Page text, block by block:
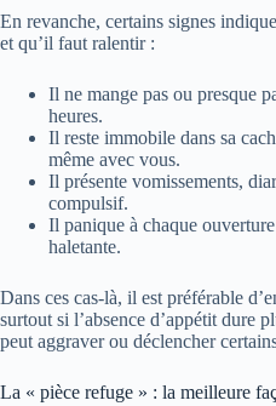
En revanche, certains signes
et qu’il faut ralentir :
Il ne mange pas ou presque
heures.
Il reste immobile dans sa
même avec vous.
Il présente vomissements,
compulsif.
Il panique à chaque
haletante.
Dans ces cas-là, il est préférable
surtout si l’absence d’appétit dure
peut aggraver ou déclencher
La « pièce refuge » : la meilleure